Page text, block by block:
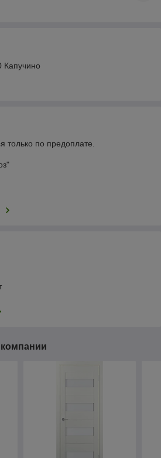
Капучино
только по предоплате.